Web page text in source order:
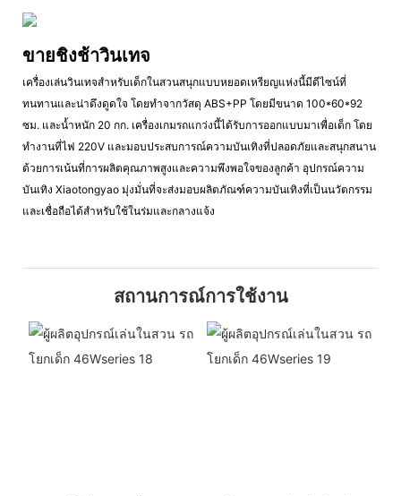
ขายชิงช้าวินเทจ
เครื่องเล่นวินเทจสำหรับเด็กในสวนสนุกแบบหยอดเหรียญแห่งนี้มีดีไซน์ที่
ทนทานและน่าดึงดูดใจ โดยทำจากวัสดุ ABS+PP โดยมีขนาด 100*60*92
ซม. และน้ำหนัก 20 กก. เครื่องเกมรถแกว่งนี้ได้รับการออกแบบมาเพื่อเด็ก โดย
ทำงานที่ไฟ 220V และมอบประสบการณ์ความบันเทิงที่ปลอดภัยและสนุกสนาน
ด้วยการเน้นที่การผลิตคุณภาพสูงและความพึงพอใจของลูกค้า อุปกรณ์ความ
บันเทิง Xiaotongyao มุ่งมั่นที่จะส่งมอบผลิตภัณฑ์ความบันเทิงที่เป็นนวัตกรรม
และเชื่อถือได้สำหรับใช้ในร่มและกลางแจ้ง
สถานการณ์การใช้งาน